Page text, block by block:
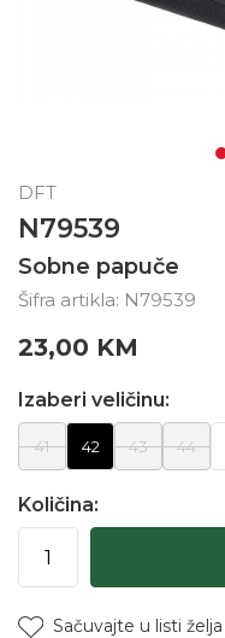
DFT
N79539
Sobne papuče
Šifra artikla: N79539
23,00 KM
Izaberi veličinu:
41 42 43 44
Količina:
Sačuvajte u listi želja